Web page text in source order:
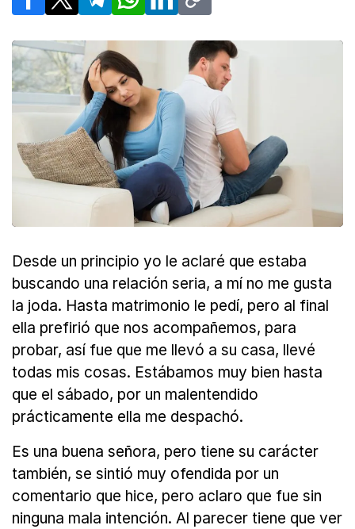
Facebook
X TelegramWhatsApp
LinkedInCopy link
Desde un principio yo le aclaré que estaba
buscando una relación seria, a mí no me gusta
la joda. Hasta matrimonio le pedí, pero al final
ella prefirió que nos acompañemos, para
probar, así fue que me llevó a su casa, llevé
todas mis cosas. Estábamos muy bien hasta
que el sábado, por un malentendido
prácticamente ella me despachó.
Es una buena señora, pero tiene su carácter
también, se sintió muy ofendida por un
comentario que hice, pero aclaro que fue sin
ninguna mala intención. Al parecer tiene que ver